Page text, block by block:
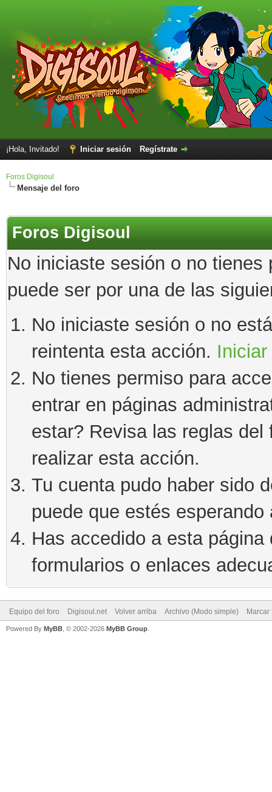
¡Hola, Invitado! Iniciar sesión Regístrate
Foros Digisoul
Mensaje del foro
Foros Digisoul
No iniciaste sesión o no
puede ser por una de las
No iniciaste sesión o no
reintenta esta acción.
No tienes permiso para
entrar en páginas
estar? Revisa las reglas
realizar esta acción.
Tu cuenta pudo haber sido
puede que estés esperando
Has accedido a esta
formularios o enlaces
Equipo del foro Digisoul.net Volver arriba Archivo (Modo simple)
Powered By MyBB , © 2002-2026 MyBB Group